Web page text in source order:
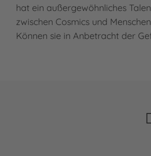
hat ein außergewöhnliches
zwischen Cosmics und
Können sie in Anbetracht der